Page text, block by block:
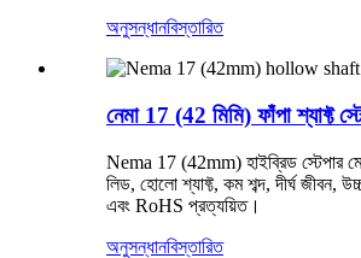
অনুসন্ধানবিস্তারিত
নেমা 17 (42 মিমি) ফাঁপা শ্যাফ্ট
Nema 17 (42mm) হাইব্রিড স্টেপার
লিড, হোলো শ্যাফ্ট, কম শব্দ, দীর্ঘ জীবন,
এবং RoHS প্রত্যয়িত।
অনুসন্ধানবিস্তারিত